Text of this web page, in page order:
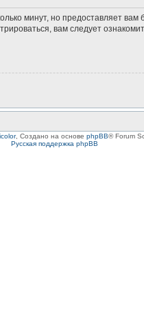
минут, но предоставляет
вам следует
, Создано на основе phpBB® Forum
Русская поддержка phpBB